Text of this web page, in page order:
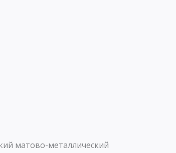
матово-металлический